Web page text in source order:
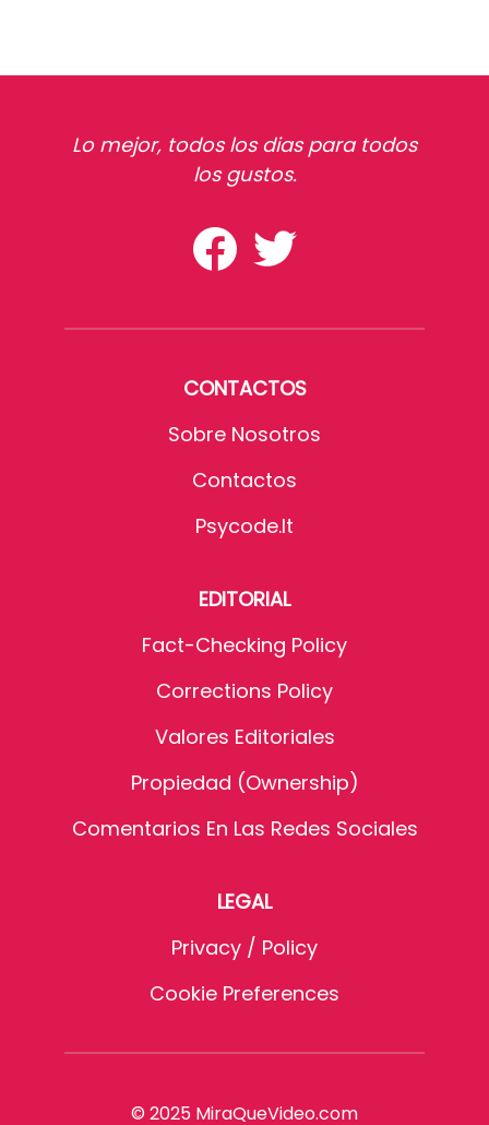
Lo mejor, todos los dias para todos
los gustos.
CONTACTOS
Sobre Nosotros
Contactos
Psycode.it
EDITORIAL
Fact-Checking Policy
Corrections Policy
Valores Editoriales
Propiedad (Ownership)
Comentarios En Las Redes Sociales
LEGAL
Privacy / Policy
Cookie Preferences
© 2025 MiraQueVideo.com